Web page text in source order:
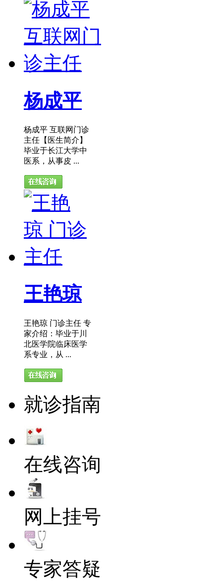
杨成平
杨成平 互联网门诊
主任【医生简介】
毕业于长江大学中
医系，从事皮 ...
王艳琼
王艳琼 门诊主任 专
家介绍：毕业于川
北医学院临床医学
系专业，从 ...
就诊指南
在线咨询
网上挂号
专家答疑